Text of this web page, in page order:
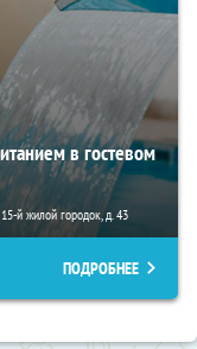
в гостевом
й жилой городок, д. 43
ПОДРОБНЕЕ